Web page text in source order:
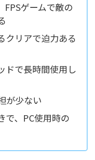
FPSゲームで敵の
クリアで迫力ある
ドで長時間使用し
が少ない
で、PC使用時の